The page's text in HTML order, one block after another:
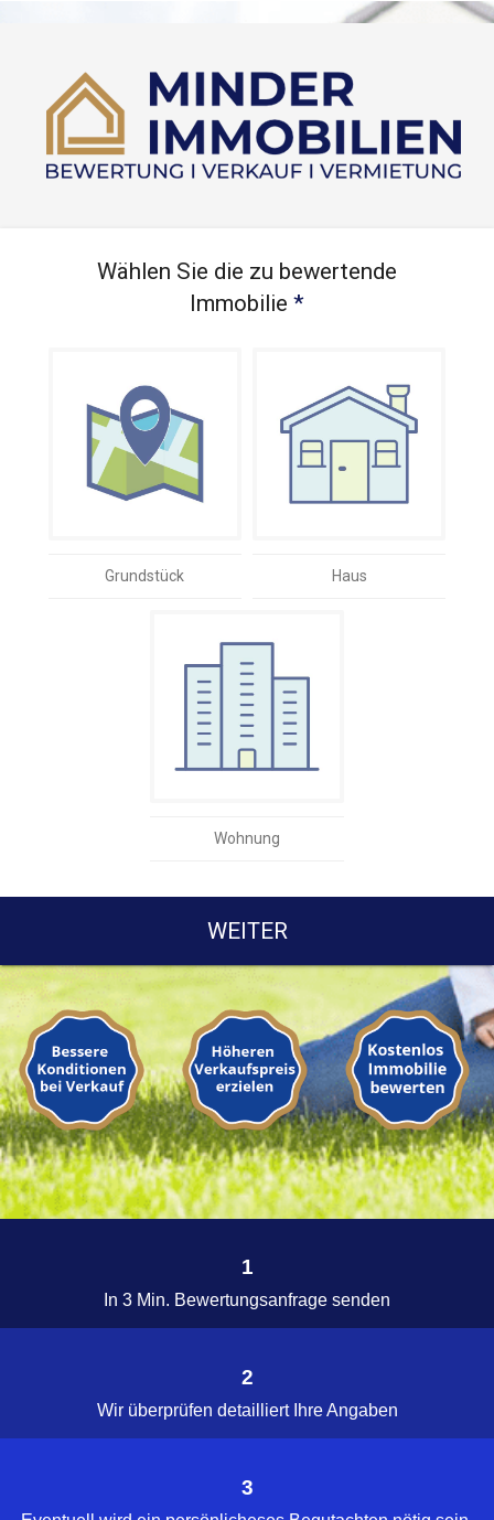
Wählen Sie die zu bewertende
Immobilie *
Grundstück Haus
Wohnung
WEITER
1
In 3 Min. Bewertungsanfrage senden
2
Wir überprüfen detailliert Ihre Angaben
3